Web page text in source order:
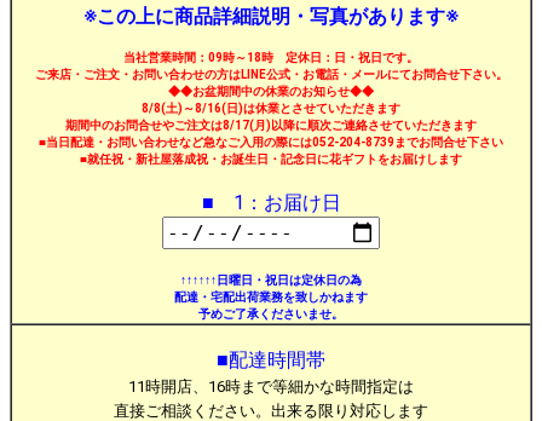
※この上に商品詳細説明・写真があります※
当社営業時間：09時～18時 定休日：日・祝日です。
ご来店・ご注文・お問い合わせの方はLINE公式・お電話・メールにてお問合せ下さい。
◆◆お盆期間中の休業のお知らせ◆◆
8/8(土)～8/16(日)は休業とさせていただきます
期間中のお問合せやご注文は8/17(月)以降に順次ご連絡させていただきます
■当日配達・お問い合わせなど急なご入用の際には052-204-8739までお問合せ下さい
■就任祝・新社屋落成祝・お誕生日・記念日に花ギフトをお届けします
■ 1：お届け日
↑↑↑↑↑↑日曜日・祝日は定休日の為
配達・宅配出荷業務を致しかねます
予めご了承くださいませ。
■配達時間帯
11時開店、16時まで等細かな時間指定は
直接ご相談ください。出来る限り対応します